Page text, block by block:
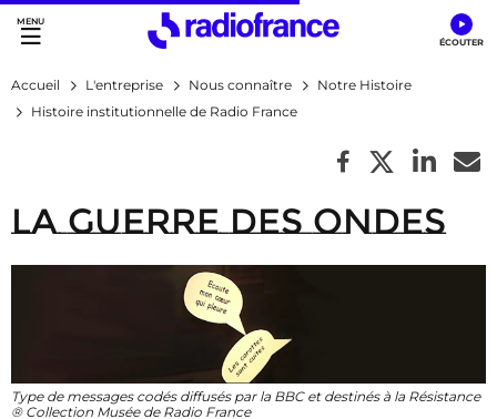
Accès direct :
Menu principal
Contenu
Accueil L'entreprise Nous connaître
Notre Histoire
Histoire institutionnelle de Radio France
La guerre des ondes
Type de messages codés diffusés par la BBC et destinés à la Résistance
® Collection Musée de Radio France